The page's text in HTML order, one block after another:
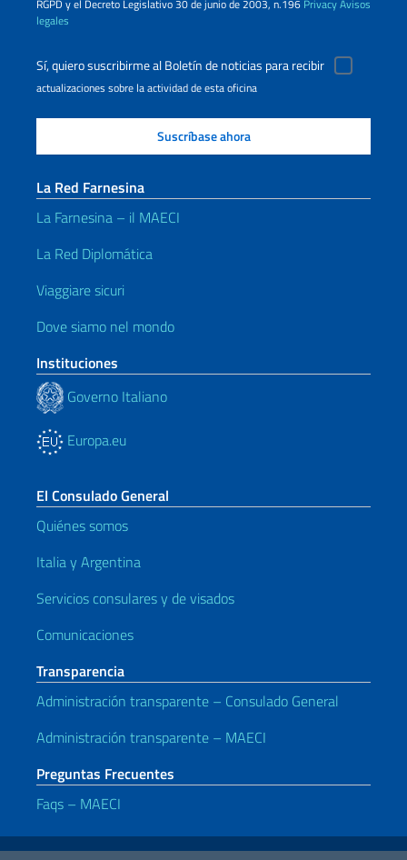
RGPD y el Decreto Legislativo 30 de junio de 2003, n.196 PrivacyAvisos
legales
Sí, quiero suscribirme al Boletín de noticias para recibir
actualizaciones sobre la actividad de esta oficina
La Red Farnesina
La Farnesina – il MAECI
La Red Diplomática
Viaggiare sicuri
Dove siamo nel mondo
Instituciones
Governo Italiano
Europa.eu
El Consulado General
Quiénes somos
Italia y Argentina
Servicios consulares y de visados
Comunicaciones
Transparencia
Administración transparente – Consulado General
Administración transparente – MAECI
Preguntas Frecuentes
Faqs – MAECI
Enlaces útiles